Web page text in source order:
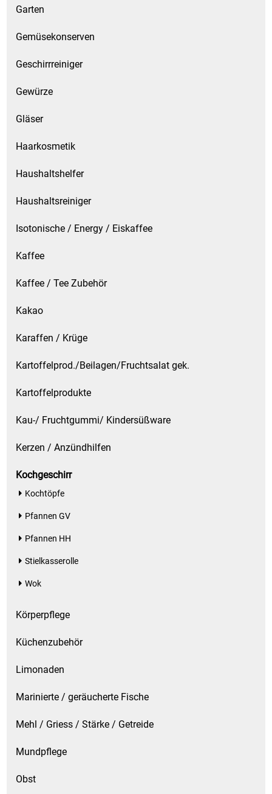
Garten
Gemüsekonserven
Geschirrreiniger
Gewürze
Gläser
Haarkosmetik
Haushaltshelfer
Haushaltsreiniger
Isotonische / Energy / Eiskaffee
Kaffee
Kaffee / Tee Zubehör
Kakao
Karaffen / Krüge
Kartoffelprod./Beilagen/Fruchtsalat gek.
Kartoffelprodukte
Kau-/ Fruchtgummi/ Kindersüßware
Kerzen / Anzündhilfen
Kochgeschirr
Kochtöpfe
Pfannen GV
Pfannen HH
Stielkasserolle
Wok
Körperpflege
Küchenzubehör
Limonaden
Marinierte / geräucherte Fische
Mehl / Griess / Stärke / Getreide
Mundpflege
Obst